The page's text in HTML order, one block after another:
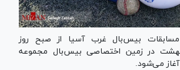
مسابقات بیس‌بال غرب آسیا از صبح روز
۲۵ اردیبهشت در زمین اختصاصی بیس‌بال مجموعه
می‌شود.